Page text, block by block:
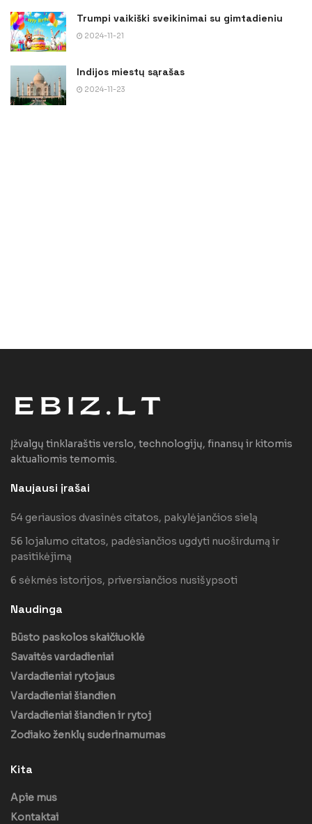
Trumpi vaikiški sveikinimai su gimtadieniu
2024-11-21
Indijos miestų sąrašas
2024-11-23
Įžvalgų tinklaraštis verslo, technologijų, finansų ir kitomis
aktualiomis temomis.
Naujausi įrašai
54 geriausios dvasinės citatos, pakylėjančios sielą
56 lojalumo citatos, padėsiančios ugdyti nuoširdumą ir
pasitikėjimą
6 sėkmės istorijos, priversiančios nusišypsoti
Naudinga
Būsto paskolos skaičiuoklė
Savaitės vardadieniai
Vardadieniai rytojaus
Vardadieniai šiandien
Vardadieniai šiandien ir rytoj
Zodiako ženklų suderinamumas
Kita
Apie mus
Kontaktai